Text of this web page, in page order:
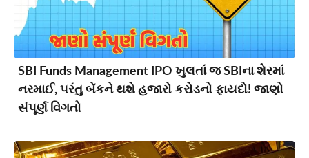
SBI Funds Management IPO ખુલતાં જ SBIના શેરમાં
નરમાઈ, પરંતુ બેંકને થશે હજારો કરોડનો ફાયદો! જાણો
સંપૂર્ણ વિગતો